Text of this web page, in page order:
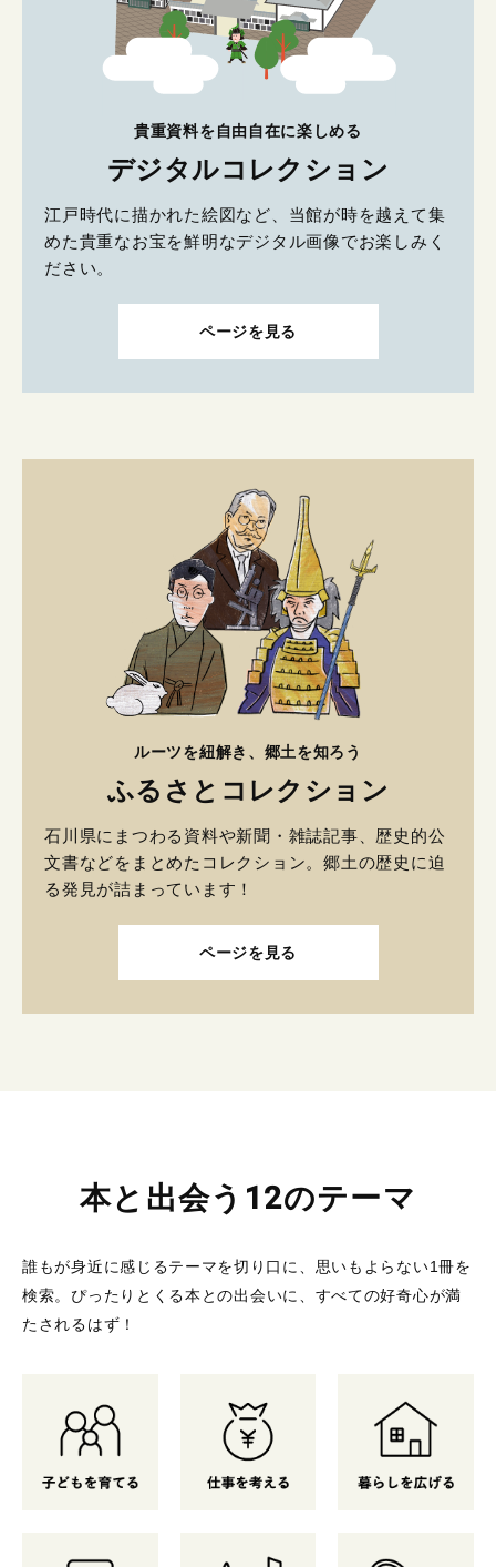
貴重資料を自由自在に楽しめる
デジタルコレクション
江戸時代に描かれた絵図など、当館が時を越えて集
めた貴重なお宝を鮮明なデジタル画像でお楽しみく
ださい。
ページを見る
ルーツを紐解き、郷土を知ろう
ふるさとコレクション
石川県にまつわる資料や新聞・雑誌記事、歴史的公
文書などをまとめたコレクション。郷土の歴史に迫
る発見が詰まっています！
ページを見る
本と出会う12のテーマ
誰もが身近に感じるテーマを切り口に、思いもよらない1冊を
検索。 ぴったりとくる本との出会いに、すべての好奇心が満
たされるはず！